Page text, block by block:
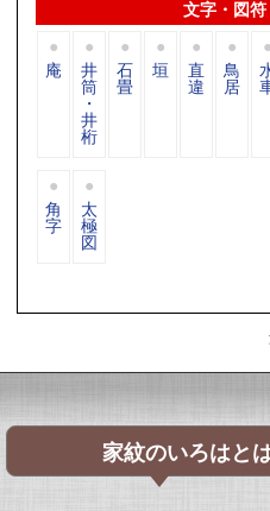
文字・図
庵 井
筒
・
井
桁
石
畳
垣 直
違
鳥
居
角
字
太
極
図
家紋のいろはと